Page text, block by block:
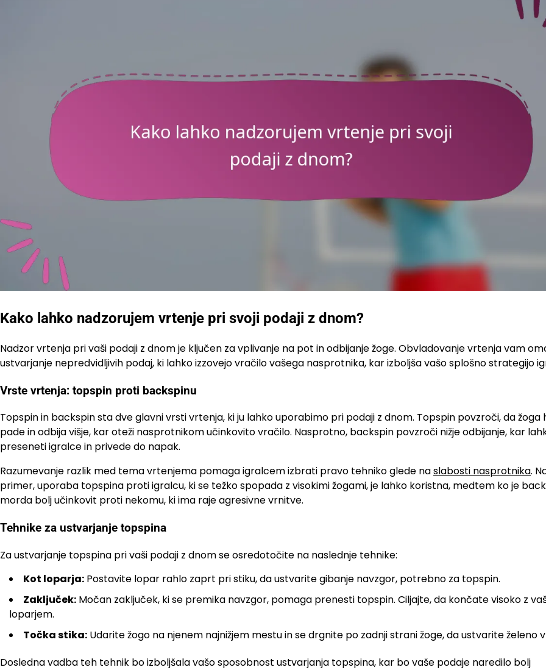
Kako lahko nadzorujem vrtenje pri svoji podaji z dnom?
Nadzor vrtenja pri vaši podaji z dnom je ključen za vplivanje na pot in odbijanje žoge. Obvladovanje vrtenja vam
ustvarjanje nepredvidljivih podaj, ki lahko izzovejo vračilo vašega nasprotnika, kar izboljša vašo splošno strategijo
Vrste vrtenja: topspin proti backspinu
Topspin in backspin sta dve glavni vrsti vrtenja, ki ju lahko uporabimo pri podaji z dnom. Topspin povzroči, da žoga
pade in odbija višje, kar oteži nasprotnikom učinkovito vračilo. Nasprotno, backspin povzroči nižje odbijanje, kar
preseneti igralce in privede do napak.
Razumevanje razlik med tema vrtenjema pomaga igralcem izbrati pravo tehniko glede naslabosti nasprotnika.
primer, uporaba topspina proti igralcu, ki se težko spopada z visokimi žogami, je lahko koristna, medtem ko je
morda bolj učinkovit proti nekomu, ki ima raje agresivne vrnitve.
Tehnike za ustvarjanje topspina
Za ustvarjanje topspina pri vaši podaji z dnom se osredotočite na naslednje tehnike:
Kot loparja: Postavite lopar rahlo zaprt pri stiku, da ustvarite gibanje navzgor, potrebno za topspin.
Zaključek: Močan zaključek, ki se premika navzgor, pomaga prenesti topspin. Ciljajte, da končate visoko z
loparjem.
Točka stika: Udarite žogo na njenem najnižjem mestu in se drgnite po zadnji strani žoge, da ustvarite želeno
Dosledna vadba teh tehnik bo izboljšala vašo sposobnost ustvarjanja topspina, kar bo vaše podaje naredilo bolj